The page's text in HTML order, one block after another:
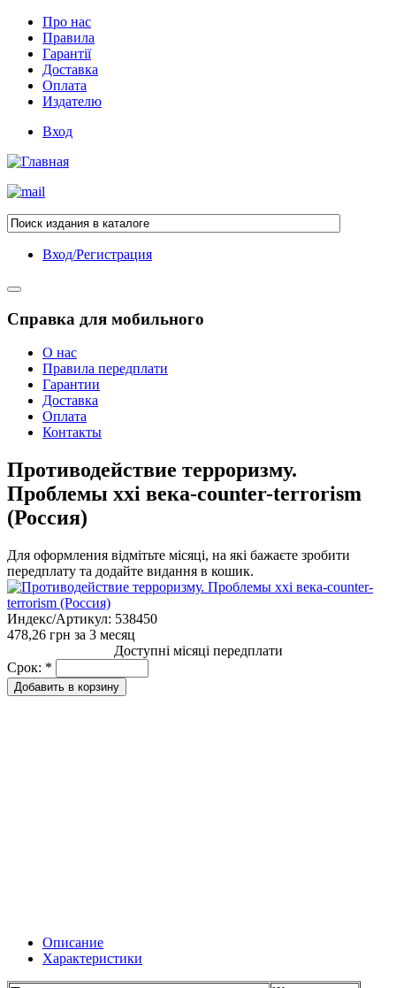
Про нас
Правила
Гарантії
Доставка
Оплата
Издателю
Вход
Вход/Регистрация
Справка для мобильного
О нас
Правила передплати
Гарантии
Доставка
Оплата
Контакты
Противодействие терроризму.
Проблемы ххi века-counter-terrorism
(Россия)
Для оформления відмітьте місяці, на які бажаєте зробити
передплату та додайте видання в кошик.
Индекс/Артикул: 538450
478,26 грн за 3 месяц
Доступні місяці передплати
Срок: *
Описание
Характеристики